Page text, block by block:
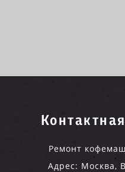
Ремонт
Адрес: Москва,